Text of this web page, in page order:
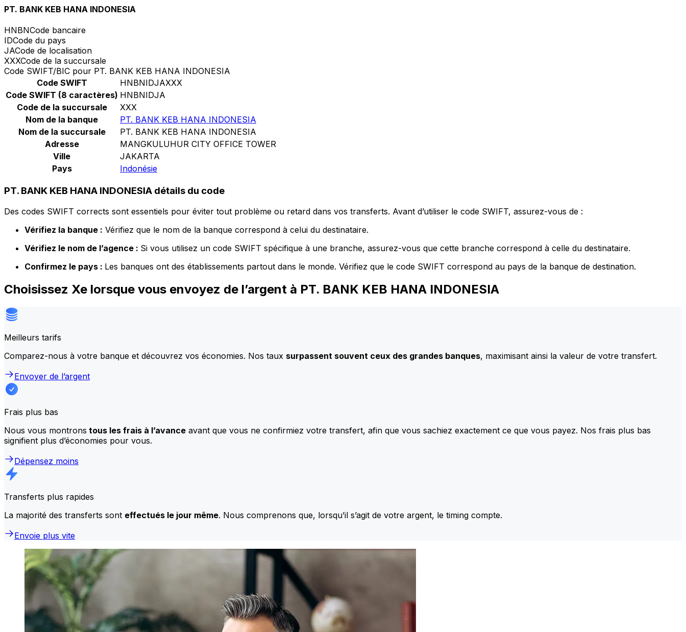
PT. BANK KEB HANA INDONESIA
HNBNCode bancaire
IDCode du pays
JACode de localisation
XXXCode de la succursale
Code SWIFT/BIC pour PT. BANK KEB HANA INDONESIA
Code SWIFT
HNBNIDJAXXX
Code SWIFT (8 caractères) HNBNIDJA
Code de la succursale
XXX
Nom de la banque
PT. BANK KEB HANA INDONESIA
Nom de la succursale
PT. BANK KEB HANA INDONESIA
Adresse
MANGKULUHUR CITY OFFICE TOWER
Ville
JAKARTA
Pays
Indonésie
PT. BANK KEB HANA INDONESIA détails du code
Des codes SWIFT corrects sont essentiels pour éviter tout problème ou retard dans vos transferts. Avant d’utiliser le code SWIFT, assurez-vous de :
Vérifiez la banque : Vérifiez que le nom de la banque correspond à celui du destinataire.
Vérifiez le nom de l’agence : Si vous utilisez un code SWIFT spécifique à une branche, assurez-vous que cette branche correspond à celle du destinataire.
Confirmez le pays : Les banques ont des établissements partout dans le monde. Vérifiez que le code SWIFT correspond au pays de la banque de destination.
Choisissez Xe lorsque vous envoyez de l’argent à PT. BANK KEB HANA INDONESIA
Meilleurs tarifs
Comparez-nous à votre banque et découvrez vos économies. Nos taux surpassent souvent ceux des grandes banques, maximisant ainsi la valeur de votre transfert.
Envoyer de l’argent
Frais plus bas
Nous vous montrons tous les frais à l’avance avant que vous ne confirmiez votre transfert, afin que vous sachiez exactement ce que vous payez. Nos frais plus bas
signifient plus d’économies pour vous.
Dépensez moins
Transferts plus rapides
La majorité des transferts sont effectués le jour même. Nous comprenons que, lorsqu’il s’agit de votre argent, le timing compte.
Envoie plus vite